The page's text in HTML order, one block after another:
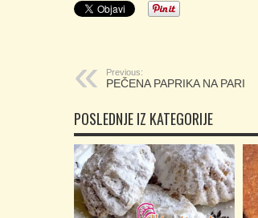
Previous:
PEČENA PAPRIKA NA PARI
POSLEDNJE IZ KATEGORIJE